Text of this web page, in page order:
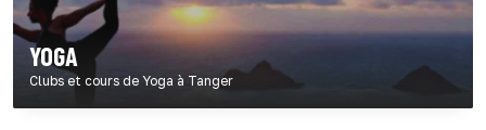
YOGA
Clubs et cours de Yoga à Tanger